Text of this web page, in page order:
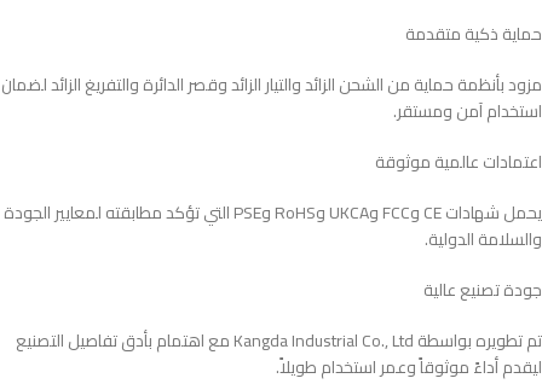
حماية ذكية متقدمة
مزود بأنظمة حماية من الشحن الزائد والتيار الزائد وقصر الدائرة والتفريغ الزائد لضمان
استخدام آمن ومستقر.
اعتمادات عالمية موثوقة
يحمل شهادات CE وFCC وUKCA وRoHS وPSE التي تؤكد مطابقته لمعايير الجودة
والسلامة الدولية.
جودة تصنيع عالية
تم تطويره بواسطة Kangda Industrial Co., Ltd مع اهتمام بأدق تفاصيل التصنيع
ليقدم أداءً موثوقاً وعمر استخدام طويلاً.